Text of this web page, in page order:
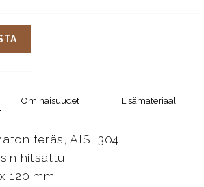
Ominaisuudet Lisämateriaali
teräs, AISI 304
hitsattu
120 mm